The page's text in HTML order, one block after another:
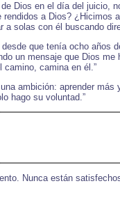
Dios en el día del juicio,
a Dios?
solas con él buscando
que tenía ocho
un mensaje que Dios
camino, camina en él.”
ambición: aprender
hago su voluntad.”
Nunca están